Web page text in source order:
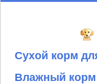
Сухой корм
Влажный корм